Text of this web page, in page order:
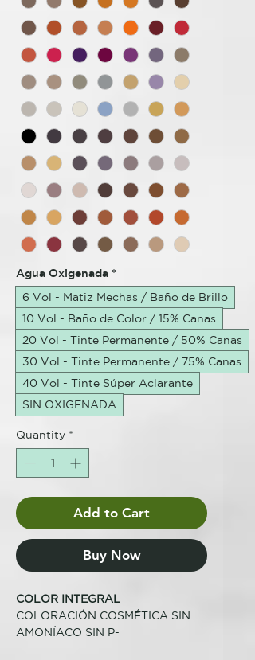
Agua Oxigenada *
6 Vol - Matiz Mechas / Baño de Brillo
10 Vol - Baño de Color / 15% Canas
20 Vol - Tinte Permanente / 50% Canas
30 Vol - Tinte Permanente / 75% Canas
40 Vol - Tinte Súper Aclarante
SIN OXIGENADA
Quantity *
Add to Cart
Buy Now
COLOR INTEGRAL
COLORACIÓN COSMÉTICA SIN
AMONÍACO SIN P-